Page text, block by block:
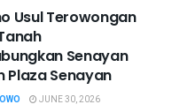
Usul Terowongan
Senayan
Plaza Senayan
JUNE 30, 2026